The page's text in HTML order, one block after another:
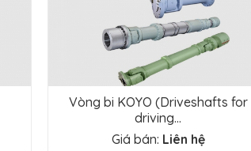
Vòng bi KOYO (Driveshafts for
driving...
Giá bán: Liên hệ